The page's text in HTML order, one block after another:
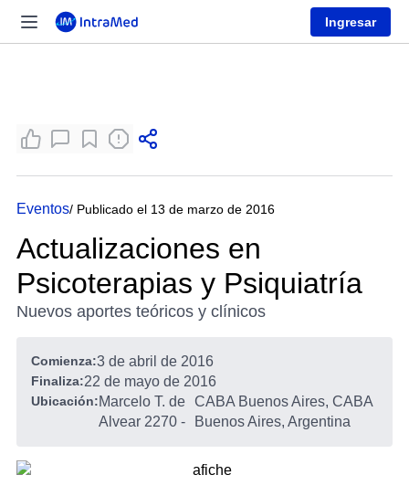
Ingresar
Eventos/ Publicado el 13 de marzo de 2016
Actualizaciones en
Psicoterapias y Psiquiatría
Nuevos aportes teóricos y clínicos
Comienza:3 de abril de 2016
Finaliza:22 de mayo de 2016
Ubicación:Marcelo T. de
Alvear 2270 -
CABA Buenos Aires, CABA
Buenos Aires, Argentina